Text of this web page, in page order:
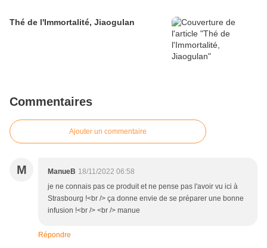
Thé de l'Immortalité, Jiaogulan
Commentaires
Ajouter un commentaire
M ManueB 18/11/2022 06:58
je ne connais pas ce produit et ne pense pas l'avoir vu ici à
Strasbourg !<br /> ça donne envie de se préparer une bonne
infusion !<br /> <br /> manue
Répondre